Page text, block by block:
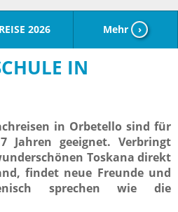
2026 Mehr ›
IN
in Orbetello sind für
Jahren geeignet. Verbringt
Toskana direkt
findet neue Freunde und
sprechen wie die